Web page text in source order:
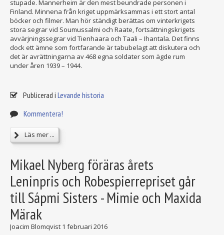
stupade. Mannerheim är den mest beundrade personen i
Finland. Minnena från kriget uppmärksammas i ett stort antal
böcker och filmer. Man hör ständigt berättas om vinterkrigets
stora segrar vid Soumussalmi och Raate, fortsättningskrigets
avvärjningssegrar vid Tienhaara och Taali – Ihantala. Det finns
dock ett ämne som fortfarande är tabubelagt att diskutera och
det är avrättningarna av 468 egna soldater som ägde rum
under åren 1939 – 1944.
Publicerad i Levande historia
Kommentera!
Läs mer ...
Mikael Nyberg föräras årets
Leninpris och Robespierrepriset går
till Sápmi Sisters - Mimie och Maxida
Märak
Joacim Blomqvist 1 februari 2016